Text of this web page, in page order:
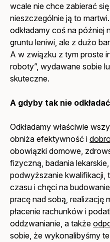
wcale nie chce zabierać
nieszczególnie ją to
odkładamy coś na później
gruntu leniwi, ale z dużo
A w związku z tym proste
roboty”, wydawane sobie
skuteczne.
A gdyby tak nie
Odkładamy właściwie
obniża efektywność i
obowiązki domowe,
fizyczną, badania
podwyższanie kwalifikacji,
czasu i chęci na
pracę nad sobą, realizację
płacenie rachunków i
oddzwanianie, a także
sobie, że wykonalibyśmy